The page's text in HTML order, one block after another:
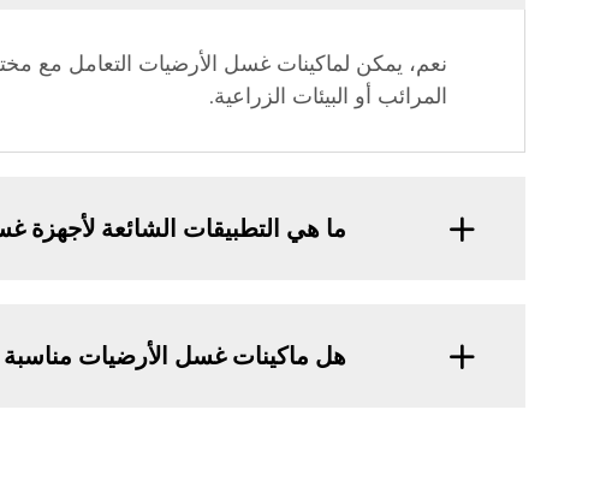
نعم، يمكن لماكينات غسل الأرضيات التعامل مع
المرائب أو البيئات الزراعية.
ما هي التطبيقات الشائعة لأجهزة
هل ماكينات غسل الأرضيات